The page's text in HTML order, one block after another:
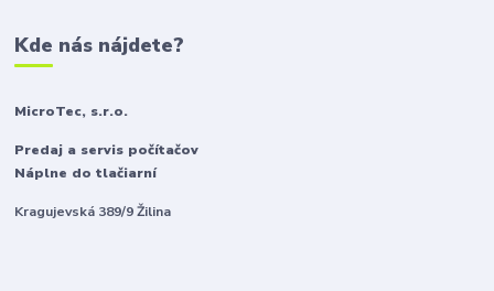
Kde nás nájdete?
MicroTec, s.r.o.
Predaj a servis počítačov
Náplne do tlačiarní
Kragujevská 389/9 Žilina